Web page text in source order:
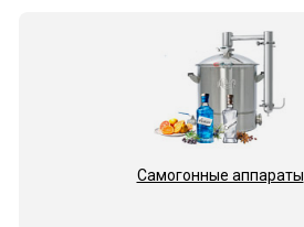
Самогонные аппараты